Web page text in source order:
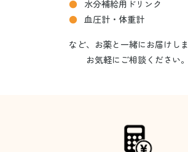
水分補給用ドリンク
血圧計・体重計
など、お薬と一緒にお届けしま
お気軽にご相談ください。